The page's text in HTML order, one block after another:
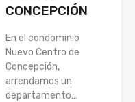
CONCEPCIÓN
En el condominio
Nuevo Centro de
Concepción,
arrendamos un
departamento…